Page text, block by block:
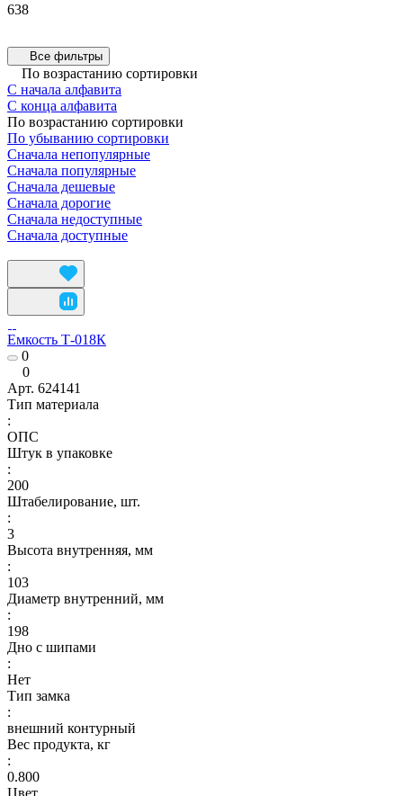
638
Все фильтры
По возрастанию сортировки
С начала алфавита
С конца алфавита
По возрастанию сортировки
По убыванию сортировки
Сначала непопулярные
Сначала популярные
Сначала дешевые
Сначала дорогие
Сначала недоступные
Сначала доступные
Емкость Т-018К
0
0
Арт. 624141
Тип материала
:
ОПС
Штук в упаковке
:
200
Штабелирование, шт.
:
3
Высота внутренняя, мм
:
103
Диаметр внутренний, мм
:
198
Дно с шипами
:
Нет
Тип замка
:
внешний контурный
Вес продукта, кг
:
0.800
Цвет